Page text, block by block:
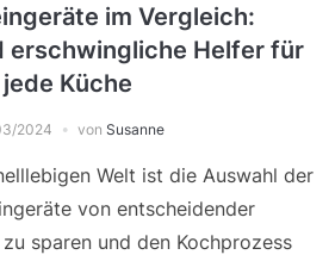
im Vergleich:
erschwingliche Helfer für
jede Küche
2024 von Susanne
Welt ist die Auswahl der
von entscheidender
sparen und den Kochprozess